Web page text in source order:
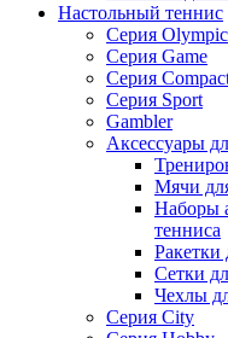
Настольный теннис
Серия Olympic
Серия Game
Серия
Серия Sport
Gambler
Аксессуары
Мячи
Наборы
тенниса
Ракетки
Сетки
Чехлы
Серия City